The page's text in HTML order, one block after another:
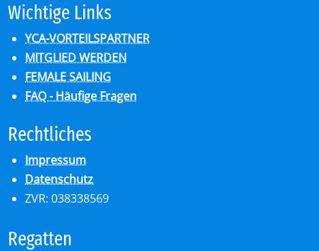
Wich­ti­ge Links
YCA-VORTEILSPARTNER
MITGLIED WERDEN
FEMALE SAILING
FAQ - Häufige Fragen
Recht­li­ches
Impressum
Datenschutz
ZVR: 038338569
Re­gat­ten